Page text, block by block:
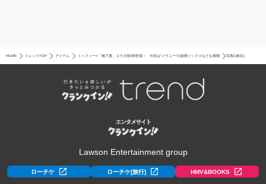
HOME トレンドTOP アイテム ミッフィー×「靴下屋」コラボ第3弾登場！ 今回は“メラニー”の総柄ソックスなどを展開 写真(1枚目)
Lawson Entertainment group
ローチケ ローチケ[旅行] HMV&BOOKS